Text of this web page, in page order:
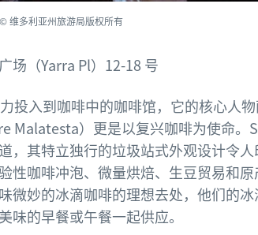
维多利亚州旅游局版权所有
场（Yarra Pl）12-18 号
投入到咖啡中的咖啡馆，它的核心人
Malatesta）更是以复兴咖啡为使命。
，其特立独行的垃圾站式外观设计令
性咖啡冲泡、微量烘焙、生豆贸易和
微妙的冰滴咖啡的理想去处，他们的
味的早餐或午餐一起供应。